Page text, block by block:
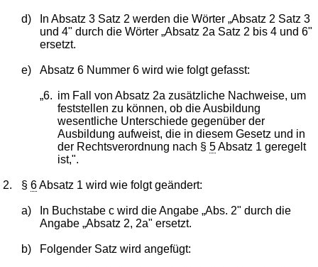
d)
In Absatz 3 Satz 2 werden die Wörter „Absatz 2 Satz 3
und 4" durch die Wörter „Absatz 2a Satz 2 bis 4 und 6"
ersetzt.
e) Absatz 6 Nummer 6 wird wie folgt gefasst:
„6. im Fall von Absatz 2a zusätzliche Nachweise, um
feststellen zu können, ob die Ausbildung
wesentliche Unterschiede gegenüber der
Ausbildung aufweist, die in diesem Gesetz und in
der Rechtsverordnung nach §5Absatz 1 geregelt
ist,".
2. §6Absatz 1 wird wie folgt geändert:
a)
In Buchstabe c wird die Angabe „Abs. 2" durch die
Angabe „Absatz 2, 2a" ersetzt.
b) Folgender Satz wird angefügt: